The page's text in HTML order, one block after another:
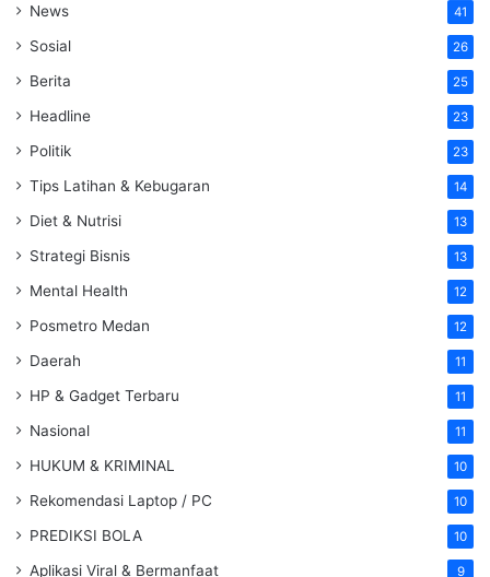
News 41
Sosial 26
Berita 25
Headline 23
Politik 23
Tips Latihan & Kebugaran 14
Diet & Nutrisi 13
Strategi Bisnis 13
Mental Health 12
Posmetro Medan 12
Daerah 11
HP & Gadget Terbaru 11
Nasional 11
HUKUM & KRIMINAL 10
Rekomendasi Laptop / PC 10
PREDIKSI BOLA 10
Aplikasi Viral & Bermanfaat 9